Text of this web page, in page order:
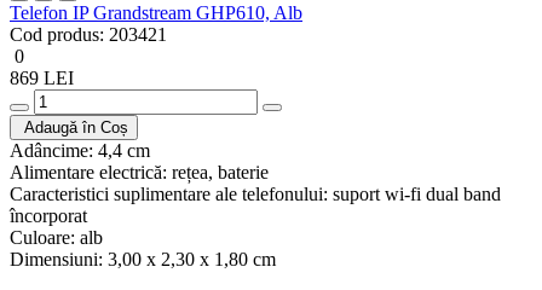
Telefon IP Grandstream GHP610, Alb
Cod produs: 203421
0
869 LEI
Adaugă în Coș
Adâncime: 4,4 cm
Alimentare electrică: rețea, baterie
Caracteristici suplimentare ale telefonului: suport wi-fi dual band
încorporat
Culoare: alb
Dimensiuni: 3,00 x 2,30 x 1,80 cm